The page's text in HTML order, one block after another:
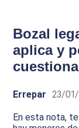
Bozal
aplica y
cuestiona
Errepar 23/
En esta nota,